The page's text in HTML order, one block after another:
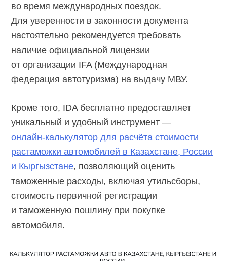
во время международных поездок.
Для уверенности в законности документа
настоятельно рекомендуется требовать
наличие официальной лицензии
от организации IFA (Международная
федерация автотуризма) на выдачу МВУ.
Кроме того, IDA бесплатно предоставляет
уникальный и удобный инструмент —
онлайн-калькулятор для расчёта стоимости
растаможки автомобилей в Казахстане, России
и Кыргызстане, позволяющий оценить
таможенные расходы, включая утильсборы,
стоимость первичной регистрации
и таможенную пошлину при покупке
автомобиля.